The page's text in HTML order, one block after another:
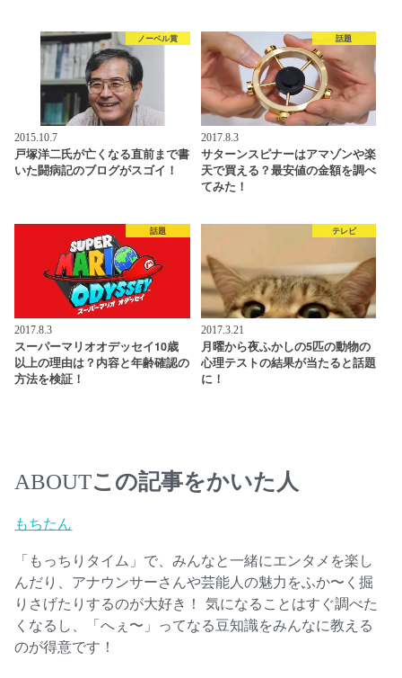
ノーベル賞
2015.10.7
戸塚洋二氏が亡くなる直前まで書
いた闘病記のブログがスゴイ！
話題
2017.8.3
サターンスピナーはアマゾンや楽
天で買える？最安値の金額を調べ
てみた！
話題
2017.8.3
スーパーマリオオデッセイ10歳
以上の理由は？内容と年齢確認の
方法を検証！
テレビ
2017.3.21
月曜から夜ふかしの5匹の動物の
心理テストの結果が当たると話題
に！
ABOUTこの記事をかいた人
もちたん
「もっちりタイム」で、みんなと一緒にエンタメを楽し
んだり、アナウンサーさんや芸能人の魅力をふか〜く掘
りさげたりするのが大好き！ 気になることはすぐ調べた
くなるし、「へぇ〜」ってなる豆知識をみんなに教える
のが得意です！